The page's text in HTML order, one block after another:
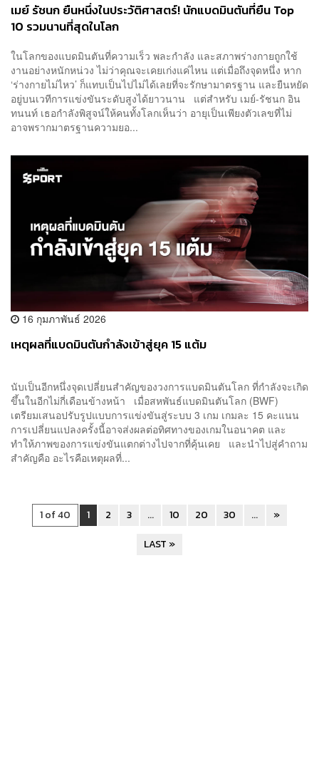
เมย์ รัชนก ยืนหนึ่งในประวัติศาสตร์! นักแบดมินตันที่ยืน Top
10 รวมนานที่สุดในโลก
ในโลกของแบดมินตันที่ความเร็ว พละกำลัง และสภาพร่างกายถูกใช้
งานอย่างหนักหน่วง ไม่ว่าคุณจะเคยเก่งแค่ไหน แต่เมื่อถึงจุดหนึ่ง หาก
‘ร่างกายไม่ไหว’ ก็แทบเป็นไปไม่ได้เลยที่จะรักษามาตรฐาน และยืนหยัด
อยู่บนเวทีการแข่งขันระดับสูงได้ยาวนาน แต่สำหรับ เมย์-รัชนก อิน
ทนนท์ เธอกำลังพิสูจน์ให้คนทั้งโลกเห็นว่า อายุเป็นเพียงตัวเลขที่ไม่
อาจพรากมาตรฐานความยอ...
16 กุมภาพันธ์ 2026
เหตุผลที่แบดมินตันกำลังเข้าสู่ยุค 15 แต้ม
นับเป็นอีกหนึ่งจุดเปลี่ยนสำคัญของวงการแบดมินตันโลก ที่กำลังจะเกิด
ขึ้นในอีกไม่กี่เดือนข้างหน้า เมื่อสหพันธ์แบดมินตันโลก (BWF)
เตรียมเสนอปรับรูปแบบการแข่งขันสู่ระบบ 3 เกม เกมละ 15 คะแนน
การเปลี่ยนแปลงครั้งนี้อาจส่งผลต่อทิศทางของเกมในอนาคต และ
ทำให้ภาพของการแข่งขันแตกต่างไปจากที่คุ้นเคย และนำไปสู่คำถาม
สำคัญคือ อะไรคือเหตุผลที่...
1 of 40 1 2 3 ... 10 20 30 ...
»
LAST »